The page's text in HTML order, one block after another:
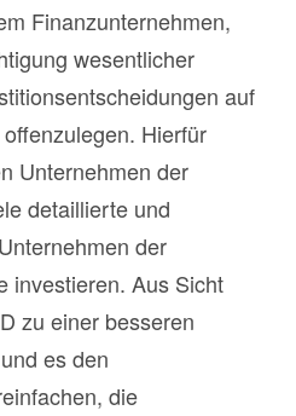
Finanzunternehmen,
wesentlicher
auf
Hierfür
Unternehmen der
detaillierte und
der
investieren. Aus Sicht
zu einer besseren
es den
die